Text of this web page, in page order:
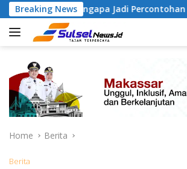
Skip
to
content
Breaking News
Tamangapa Jadi Percontohan Berbasis
Home Berita
Berita